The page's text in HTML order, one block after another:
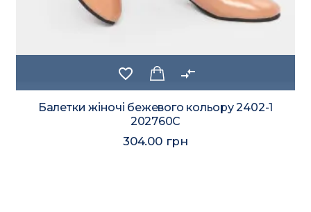
favorite_border compare_arrows
Балетки жіночі бежевого кольору 2402-1
202760C
304.00 грн